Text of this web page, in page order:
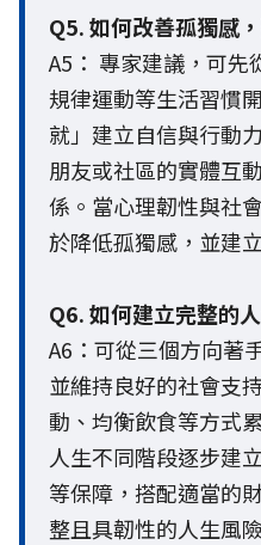
Q5. 如何改善孤獨感
A5： 專家建議，可先
規律運動等生活習慣
就」建立自信與行動
朋友或社區的實體互
係。當心理韌性與社
於降低孤獨感，並建
Q6. 如何建立完整的
A6：可從三個方向著
並維持良好的社會支
動、均衡飲食等方式
人生不同階段逐步建
等保障，搭配適當的
整且具韌性的人生風